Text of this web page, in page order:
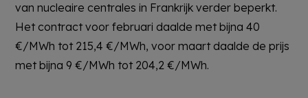
van nucleaire centrales in Frankrijk verder beperkt.
Het contract voor februari daalde met bijna 40
€/MWh tot 215,4 €/MWh, voor maart daalde de prijs
met bijna 9 €/MWh tot 204,2 €/MWh.